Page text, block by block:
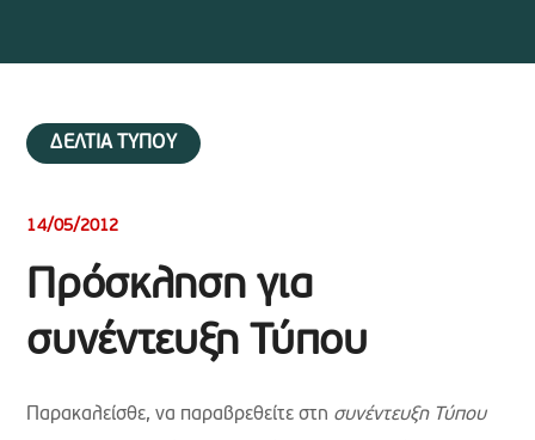
ΔΕΛΤΙΑ ΤΥΠΟΥ
14/05/2012
Πρόσκληση για
συνέντευξη Τύπου
Παρακαλείσθε, να παραβρεθείτε στη συνέντευξη Τύπου